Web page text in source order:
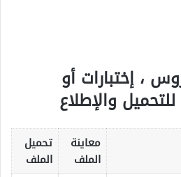
، إختبارات أو
والإطلاع
معاينة
الملف
تحميل
الملف